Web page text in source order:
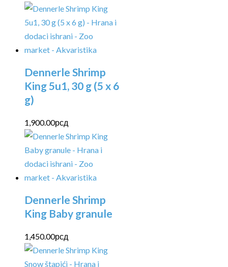
Dennerle Shrimp
King 5u1, 30 g (5 x 6
g)
1,900.00рсд
Dennerle Shrimp
King Baby granule
1,450.00рсд